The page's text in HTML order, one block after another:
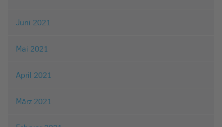
Juni 2021
Mai 2021
April 2021
März 2021